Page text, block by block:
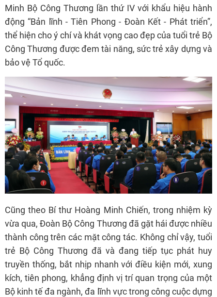
Minh Bộ Công Thương lần thứ IV với khẩu hiệu hành
động “Bản lĩnh - Tiên Phong - Đoàn Kết - Phát triển”,
thể hiện cho ý chí và khát vọng cao đẹp của tuổi trẻ Bộ
Công Thương được đem tài năng, sức trẻ xây dựng và
bảo vệ Tổ quốc.
Cũng theo Bí thư Hoàng Minh Chiến, trong nhiệm kỳ
vừa qua, Đoàn Bộ Công Thương đã gặt hái được nhiều
thành công trên các mặt công tác. Không chỉ vậy, tuổi
trẻ Bộ Công Thương đã và đang tiếp tục phát huy
truyền thống, bắt nhịp nhanh với điều kiện mới, xung
kích, tiên phong, khẳng định vị trí quan trọng của một
Bộ kinh tế đa ngành, đa lĩnh vực trong công cuộc dựng